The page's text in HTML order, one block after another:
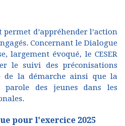
permet d’appréhender l’action
Concernant le Dialogue
largement évoqué, le CESER
le suivi des préconisations
de la démarche ainsi que la
des jeunes dans les
pour l'exercice 2025